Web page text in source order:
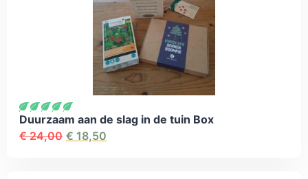
Duurzaam aan de slag in de tuin Box
€24,00 € 18,50